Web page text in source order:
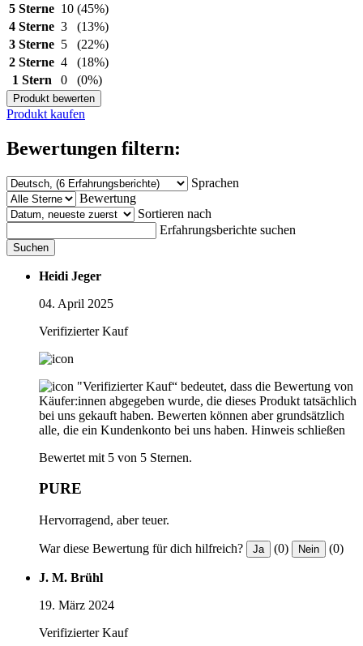
5 Sterne 10 (45%)
4 Sterne 3
(13%)
3 Sterne 5
(22%)
2 Sterne 4
(18%)
1 Stern
0 (0%)
Produkt bewerten
Produkt kaufen
Bewertungen filtern:
Sprachen
Bewertung
Sortieren nach
Erfahrungsberichte suchen
Suchen
Heidi Jeger
04. April 2025
Verifizierter Kauf
"Verifizierter Kauf“ bedeutet, dass die Bewertung von
Käufer:innen abgegeben wurde, die dieses Produkt tatsächlich
bei uns gekauft haben. Bewerten können aber grundsätzlich
alle, die ein Kundenkonto bei uns haben. Hinweis schließen
Bewertet mit 5 von 5 Sternen.
PURE
Hervorragend, aber teuer.
War diese Bewertung für dich hilfreich? Ja (0) Nein (0)
J. M. Brühl
19. März 2024
Verifizierter Kauf